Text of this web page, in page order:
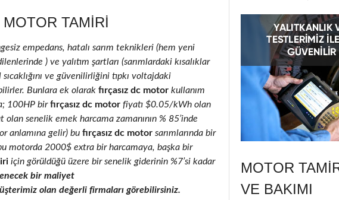
TAMIRI
empedans, hatalı sarım teknikleri (hem yeni
) ve yalıtım şartları (sarımlardaki kısalıklar
ve güvenilirliğini tıpkı voltajdaki
Bunlara ek olarak fırçasız dc motor kullanım
100HP birfırçasız dc motor fiyatı $0.05/kWh olan
senelik emek harcama zamanının % 85’inde
anlamına gelir) bu fırçasız dc motor sarımlarında bir
motorda 2000$ extra bir harcamaya, başka bir
için görüldüğü üzere bir senelik giderinin %7’si kadar
bir maliyet
olan değerli firmaları görebilirsiniz.
MOTOR
VE BAKIMI